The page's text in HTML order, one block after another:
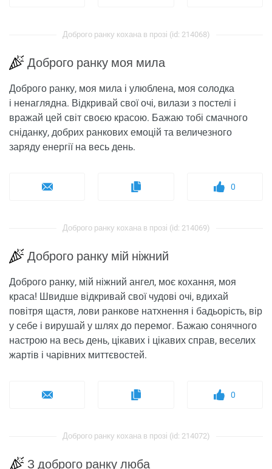
Доброго ранку кохана в прозі (id: 214068)
Доброго ранку моя мила
Доброго ранку, моя мила і улюблена, моя солодка
і ненаглядна. Відкривай свої очі, вилази з постелі і
вражай цей світ своєю красою. Бажаю тобі смачного
сніданку, добрих ранкових емоцій та величезного
заряду енергії на весь день.
0
Доброго ранку кохана в прозі (id: 214069)
Доброго ранку мій ніжний
Доброго ранку, мій ніжний ангел, моє кохання, моя
краса! Швидше відкривай свої чудові очі, вдихай
повітря щастя, лови ранкове натхнення і бадьорість, вір
у себе і вирушай у шлях до перемог. Бажаю сонячного
настрою на весь день, цікавих і цікавих справ, веселих
жартів і чарівних миттєвостей.
0
Доброго ранку кохана в прозі (id: 214072)
З доброго ранку люба